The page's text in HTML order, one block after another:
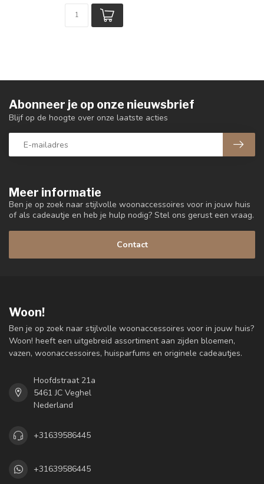
Meer informatie
Ben je op zoek naar stijlvolle woonaccessoires voor in jouw huis
of als cadeautje en heb je hulp nodig? Stel ons gerust een vraag.
Contact
Abonneer je op onze nieuwsbrief
Blijf op de hoogte over onze laatste acties
Woon!
Ben je op zoek naar stijlvolle woonaccessoires voor in jouw huis?
Woon! heeft een uitgebreid assortiment aan zijden bloemen,
vazen, woonaccessoires, huisparfums en originele cadeautjes.
Hoofdstraat 21a
5461 JC Veghel
Nederland
+31639586445
+31639586445